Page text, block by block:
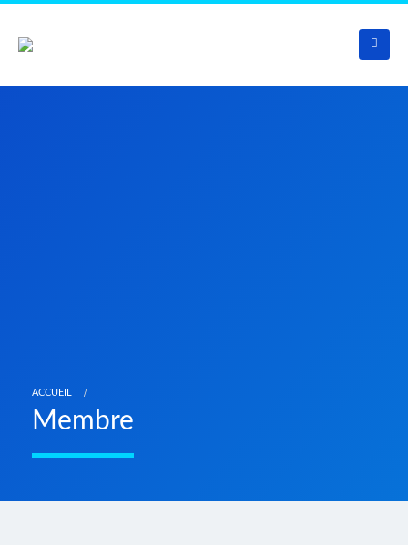
ACCUEIL
Membre